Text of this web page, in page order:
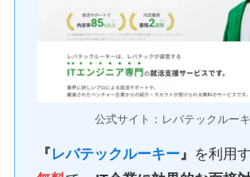
公式サイト：レバテックルー
『レバテックルーキー』 を利用